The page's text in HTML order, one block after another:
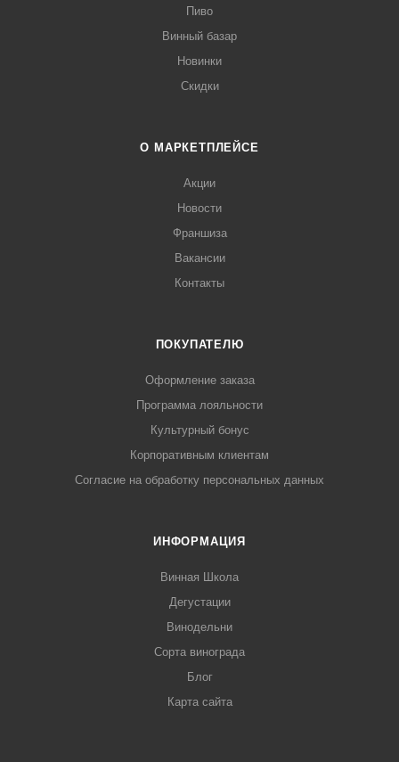
Пиво
Винный базар
Новинки
Скидки
О МАРКЕТПЛЕЙСЕ
Акции
Новости
Франшиза
Вакансии
Контакты
ПОКУПАТЕЛЮ
Оформление заказа
Программа лояльности
Культурный бонус
Корпоративным клиентам
Согласие на обработку персональных данных
ИНФОРМАЦИЯ
Винная Школа
Дегустации
Винодельни
Сорта винограда
Блог
Карта сайта